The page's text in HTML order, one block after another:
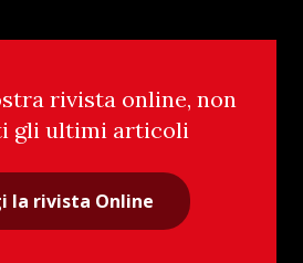
rivista online, non
gli ultimi articoli
la rivista Online